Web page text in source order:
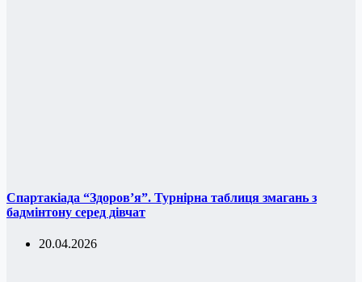
Спартакіада “Здоров’я”. Турнірна таблиця змагань з
бадмінтону серед дівчат
20.04.2026